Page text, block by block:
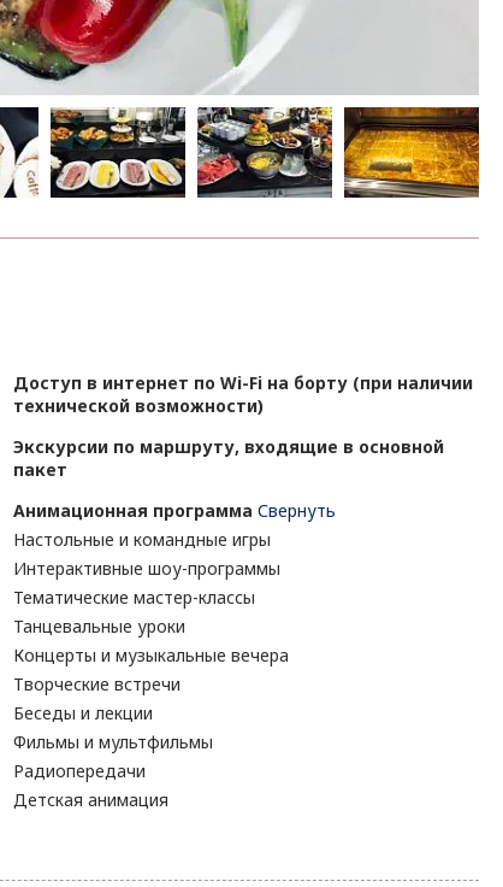
Доступ в интернет по Wi-Fi на борту (при наличии
технической возможности)
Экскурсии по маршруту, входящие в основной
пакет
Анимационная программа Свернуть
Настольные и командные игры
Интерактивные шоу-программы
Тематические мастер-классы
Танцевальные уроки
Концерты и музыкальные вечера
Творческие встречи
Беседы и лекции
Фильмы и мультфильмы
Радиопередачи
Детская анимация